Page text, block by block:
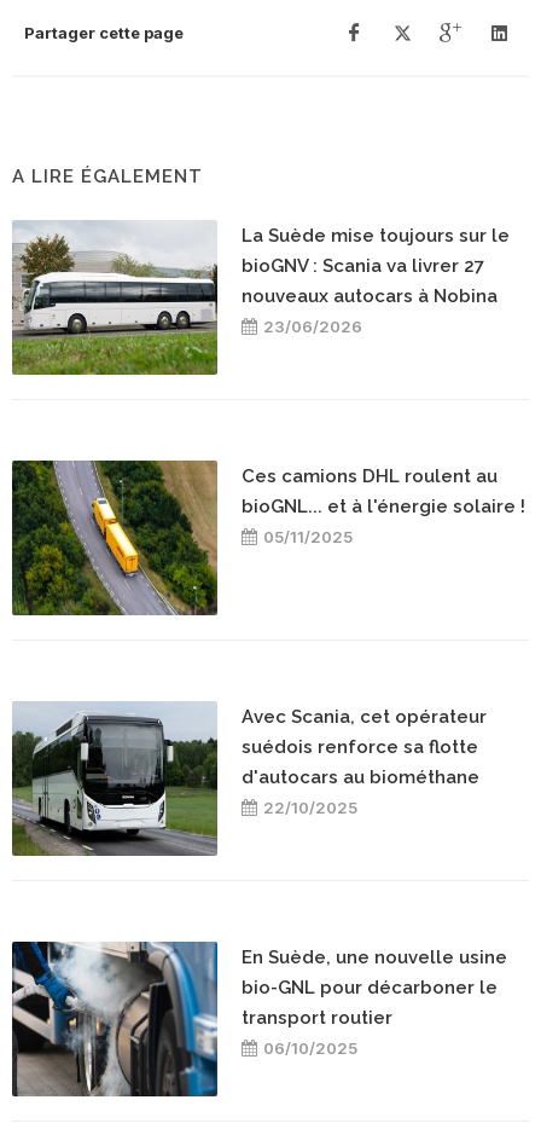
Partager cette page
A LIRE ÉGALEMENT
La Suède mise toujours sur le
bioGNV : Scania va livrer 27
nouveaux autocars à Nobina
23/06/2026
Ces camions DHL roulent au
bioGNL... et à l'énergie solaire !
05/11/2025
Avec Scania, cet opérateur
suédois renforce sa flotte
d'autocars au biométhane
22/10/2025
En Suède, une nouvelle usine
bio-GNL pour décarboner le
transport routier
06/10/2025